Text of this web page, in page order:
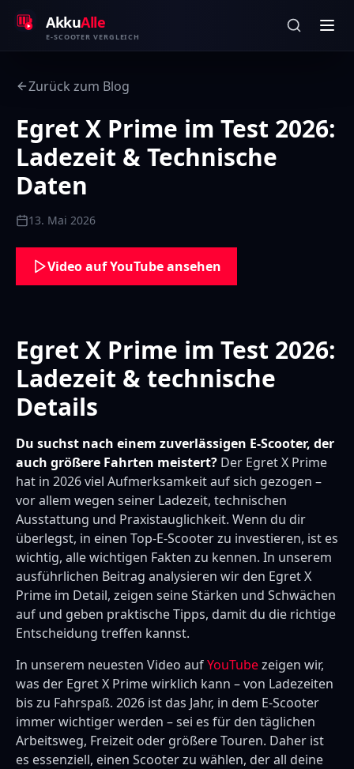
AkkuAlle
E-SCOOTER VERGLEICH
Zurück zum Blog
Egret X Prime im Test 2026:
Ladezeit & Technische
Daten
13. Mai 2026
Video auf YouTube ansehen
Egret X Prime im Test 2026:
Ladezeit & technische
Details
Du suchst nach einem zuverlässigen E-Scooter, der
auch größere Fahrten meistert? Der Egret X Prime
hat in 2026 viel Aufmerksamkeit auf sich gezogen –
vor allem wegen seiner Ladezeit, technischen
Ausstattung und Praxistauglichkeit. Wenn du dir
überlegst, in einen Top-E-Scooter zu investieren, ist es
wichtig, alle wichtigen Fakten zu kennen. In unserem
ausführlichen Beitrag analysieren wir den Egret X
Prime im Detail, zeigen seine Stärken und Schwächen
auf und geben praktische Tipps, damit du die richtige
Entscheidung treffen kannst.
In unserem neuesten Video aufYouTubezeigen wir,
was der Egret X Prime wirklich kann – von Ladezeiten
bis zu Fahrspaß. 2026 ist das Jahr, in dem E-Scooter
immer wichtiger werden – sei es für den täglichen
Arbeitsweg, Freizeit oder größere Touren. Daher ist
es essenziell, einen Scooter zu wählen, der all deine